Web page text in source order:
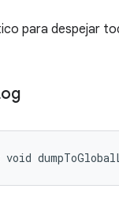
para despejar